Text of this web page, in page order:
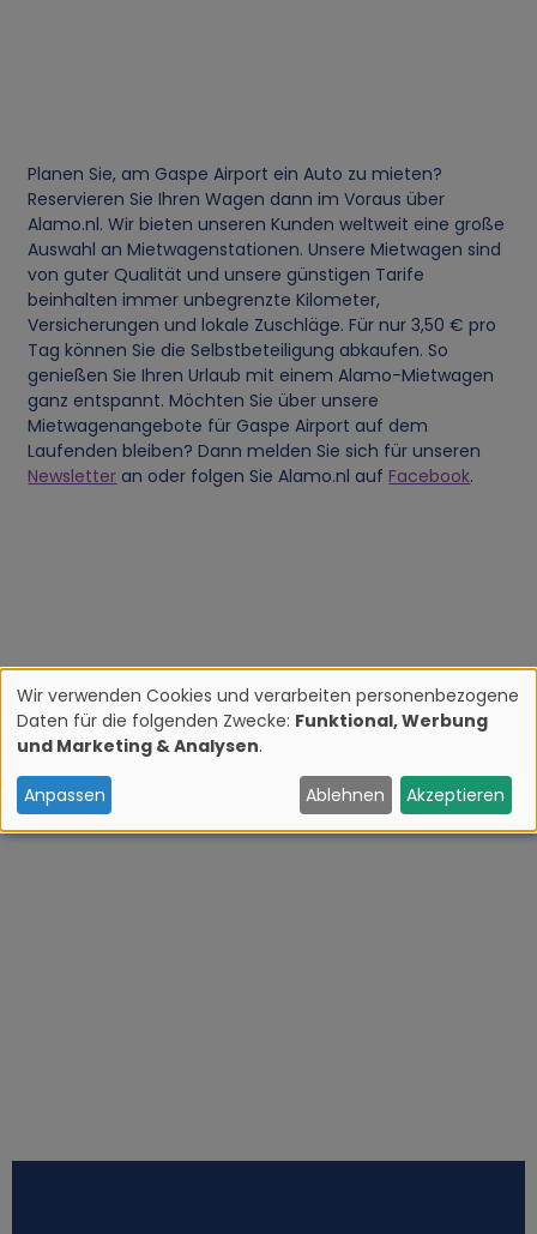
Planen Sie, am Gaspe Airport ein Auto zu mieten?
Reservieren Sie Ihren Wagen dann im Voraus über
Alamo.nl. Wir bieten unseren Kunden weltweit eine große
Auswahl an Mietwagenstationen. Unsere Mietwagen sind
von guter Qualität und unsere günstigen Tarife
beinhalten immer unbegrenzte Kilometer,
Versicherungen und lokale Zuschläge. Für nur 3,50 € pro
Tag können Sie die Selbstbeteiligung abkaufen. So
genießen Sie Ihren Urlaub mit einem Alamo-Mietwagen
ganz entspannt. Möchten Sie über unsere
Mietwagenangebote für Gaspe Airport auf dem
Laufenden bleiben? Dann melden Sie sich für unseren
Newsletter an oder folgen Sie Alamo.nl auf Facebook.
V
e
r
Wir verwenden Cookies und verarbeiten personenbezogene
Daten für die folgenden Zwecke: Funktional, Werbung
und Marketing & Analysen.
Anpassen Ablehnen Akzeptieren